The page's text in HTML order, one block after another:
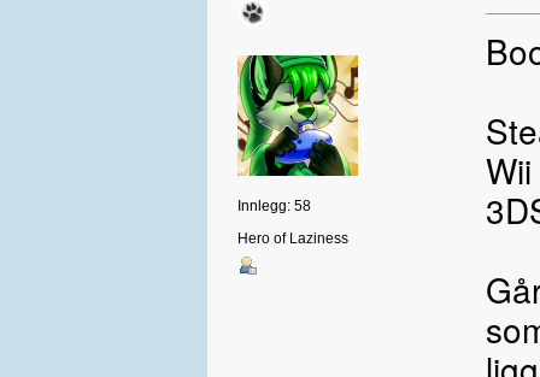
Innlegg: 58
Hero of Laziness